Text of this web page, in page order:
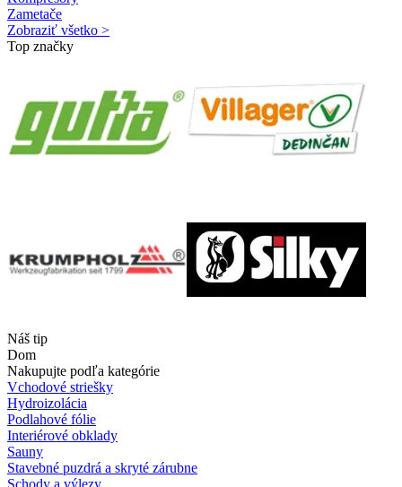
Zametače
Zobraziť všetko >
Top značky
Náš tip
Dom
Nakupujte podľa kategórie
Vchodové striešky
Hydroizolácia
Podlahové fólie
Interiérové obklady
Sauny
Stavebné puzdrá a skryté zárubne
Schody a výlezy